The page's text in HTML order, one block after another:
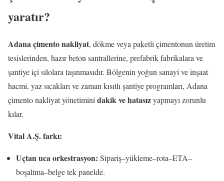
yaratır?
Adana çimento nakliyat, dökme veya paketli çimentonun üretim
tesislerinden, hazır beton santrallerine, prefabrik fabrikalara ve
şantiye içi silolara taşınmasıdır. Bölgenin yoğun sanayi ve inşaat
hacmi, yaz sıcakları ve zaman kısıtlı şantiye programları, Adana
çimento nakliyat yönetimini dakik ve hatasızyapmayı zorunlu
kılar.
Vital A.Ş. farkı:
Uçtan uca orkestrasyon: Sipariş–yükleme–rota–ETA–
boşaltma–belge tek panelde.